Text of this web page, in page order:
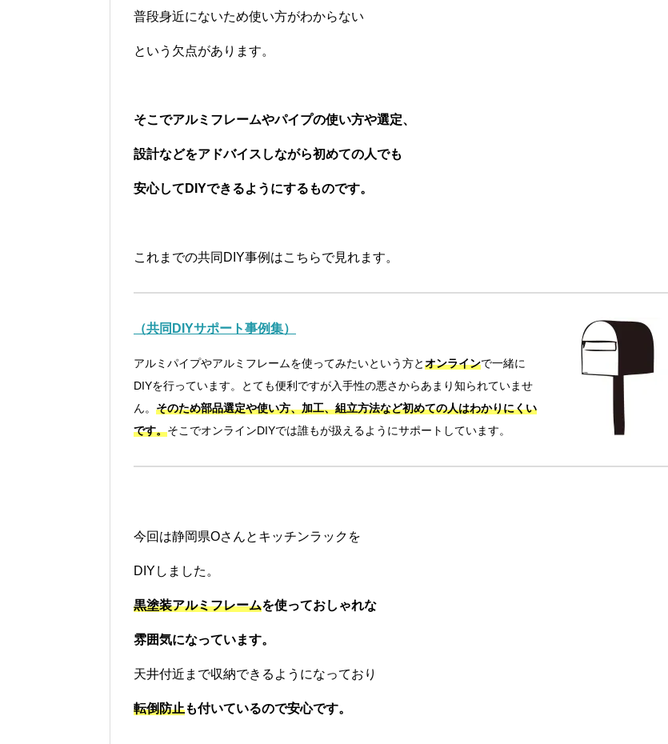
普段身近にないため使い方がわからない
という欠点があります。
そこでアルミフレームやパイプの使い方や選定、
設計などをアドバイスしながら初めての人でも
安心してDIYできるようにするものです。
これまでの共同DIY事例はこちらで見れます。
（共同 DIYサポート事例集）
アルミパイプやアルミフレームを使ってみたいという方とオンラインで一緒に
DIYを行っています。とても便利ですが入手性の悪さからあまり知られていませ
ん。 そのため部品選定や使い方、加工、組立方法など初めての人はわかりにくい
です。そこでオンラインDIYでは誰もが扱えるようにサポートしています。
今回は静岡県Oさんとキッチンラックを
DIYしました。
黒塗装アルミフレームを使っておしゃれな
雰囲気になっています。
天井付近まで収納できるようになっており
転倒防止も付いているので安心です。